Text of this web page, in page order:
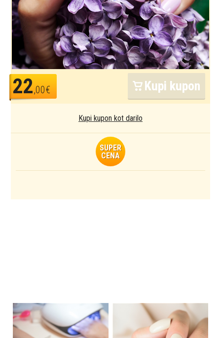
22,00€ Kupi kupon
Kupi kupon kot darilo
SUPER
CENA